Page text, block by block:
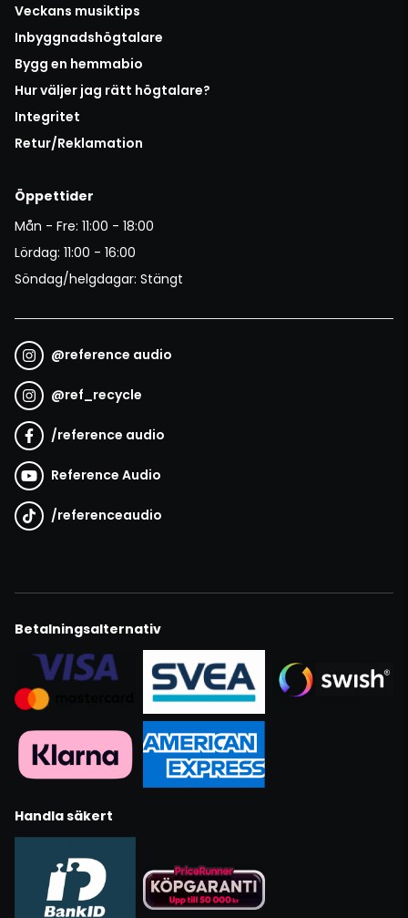
Veckans musiktips
Inbyggnadshögtalare
Bygg en hemmabio
Hur väljer jag rätt högtalare?
Integritet
Retur/Reklamation
Öppettider
Mån - Fre: 11:00 - 18:00
Lördag: 11:00 - 16:00
Söndag/helgdagar: Stängt
@reference audio
@ref_recycle
/reference audio
Reference Audio
/referenceaudio
Betalningsalternativ
Handla säkert